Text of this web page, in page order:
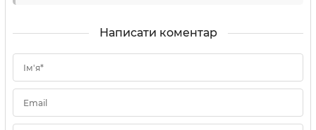
Написати коментар
Ім'я*
Email